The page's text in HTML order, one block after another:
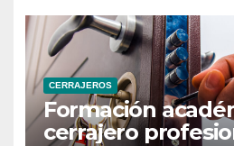
CERRAJEROS
Formación
cerrajero